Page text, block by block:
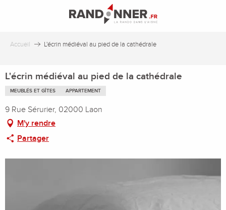
principal
Accueil L'écrin médiéval au pied de la cathédrale
L'écrin médiéval au pied de la cathédrale
MEUBLÉS ET GÎTES APPARTEMENT
9 Rue Sérurier, 02000 Laon
M'y rendre
Partager